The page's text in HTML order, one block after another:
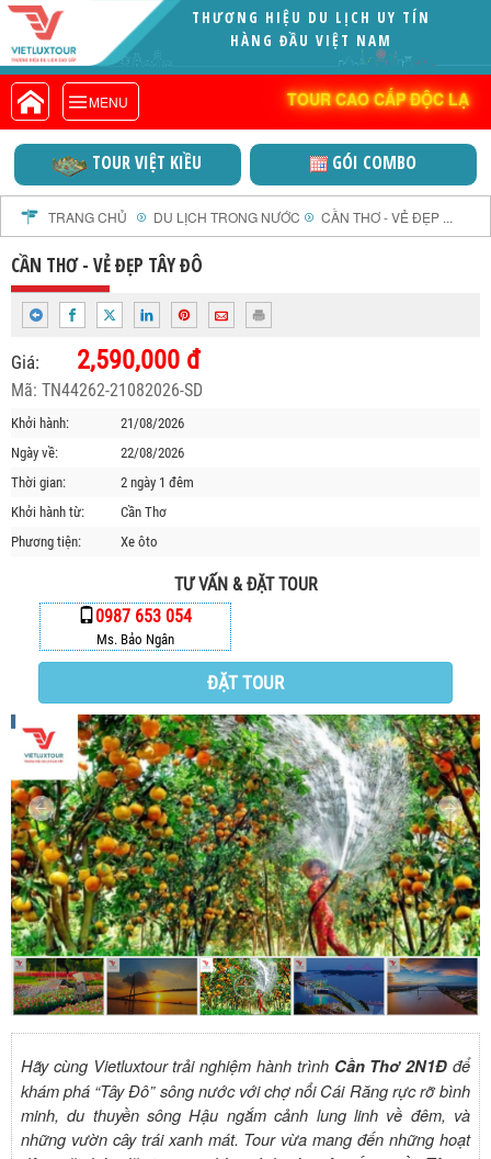
MENU TOUR CAO CẤP ĐỘC LẠ
VIETLUXTOUR.COM
TOUR CAO CẤP ĐỘC LẠ
TOUR TRONG NƯỚC
TOUR NƯỚC NGOÀI
TOUR KHỞI HÀNH TỪ HÀ NỘI
TOUR KHỞI HÀNH TỪ ĐÀ NẴNG
TOUR KHỞI HÀNH TỪ CẦN THƠ
TOUR ĐOÀN - M.I.C.E
TOUR COMBO
HỒ SƠ NĂNG LỰC
PROFILE EN
THƯ KHEN VIETLUXTOUR
HỘP THƯ GÓP Ý
PROFILE HƯỚNG DẪN VIÊN
LIÊN HỆ
TOUR VIỆT KIỀU GÓI COMBO
TRANG CHỦ DU LỊCH TRONG NƯỚC CẦN THƠ - VẺ ĐẸP ...
CẦN THƠ - VẺ ĐẸP TÂY ĐÔ
Giá: 2,590,000 đ
Mã: TN44262-21082026-SD
Khởi hành:
21/08/2026
Ngày về:
22/08/2026
Thời gian:
2 ngày 1 đêm
Khởi hành từ:
Cần Thơ
Phương tiện:
Xe ôto
TƯ VẤN & ĐẶT TOUR
0987 653 054
Ms. Bảo Ngân
ĐẶT TOUR
Hãy cùng Vietluxtour trải nghiệm hành trình Cần Thơ 2N1Đ để
khám phá “Tây Đô” sông nước với chợ nổi Cái Răng rực rỡ bình
minh, du thuyền sông Hậu ngắm cảnh lung linh về đêm, và
những vườn cây trái xanh mát. Tour vừa mang đến những hoạt